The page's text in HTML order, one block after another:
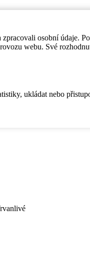
osobní údaje.
webu. Své
ukládat nebo